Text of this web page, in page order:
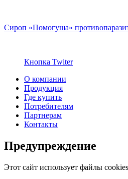
Сироп «Помогуша»
Кнопка Twiter
О компании
Продукция
Где купить
Потребителям
Партнерам
Контакты
Предупреждение
Этот сайт использует файлы